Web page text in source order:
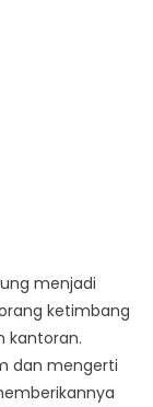
menjadi
ketimbang
kantoran.
dan mengerti